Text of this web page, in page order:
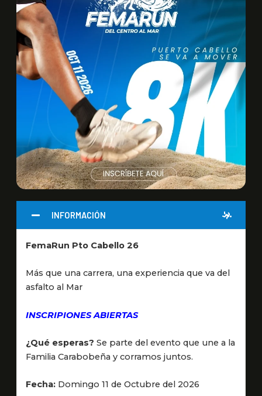
INFORMACIÓN
FemaRun Pto Cabello 26
Más que una carrera, una experiencia que va del
asfalto al Mar
INSCRIPIONES ABIERTAS
¿Qué esperas? Se parte del evento que une a la
Familia Carabobeña y corramos juntos.
Fecha: Domingo 11 de Octubre del 2026